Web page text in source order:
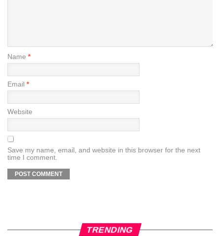
Name *
Email *
Website
Save my name, email, and website in this browser for the next
time I comment.
TRENDING